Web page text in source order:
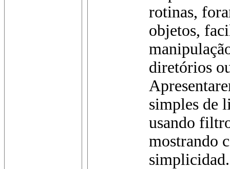
rotinas,
objetos,
diretórios
simples de
usando
mostrando